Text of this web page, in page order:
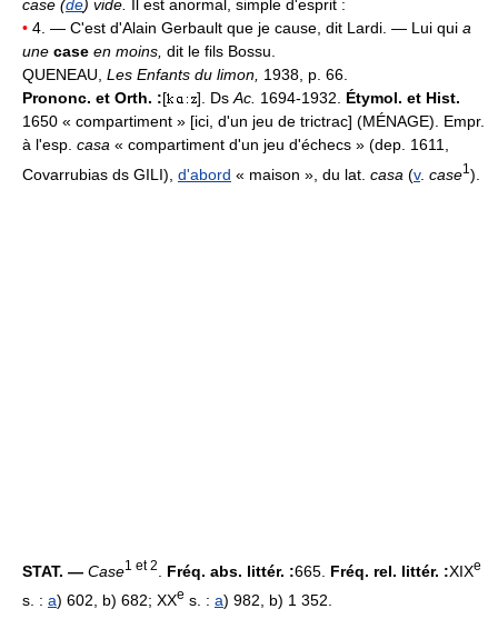
case (de) vide. Il est anormal, simple d'esprit :
• 4. — C'est d'Alain Gerbault que je cause, dit Lardi. — Lui qui a
une case en moins, dit le fils Bossu.
QUENEAU, Les Enfants du limon, 1938, p. 66.
Prononc. et Orth. :[ ]. Ds Ac. 1694-1932. Étymol. et Hist.
1650 « compartiment » [ici, d'un jeu de trictrac] (MÉNAGE). Empr.
à l'esp. casa « compartiment d'un jeu d'échecs » (dep. 1611,
Covarrubias ds GILI), d'abord « maison », du lat. casa (v. case1 ).
STAT. — Case1 et 2 Fréq. abs. littér. :665. Fréq. rel. littér. :XIXe
s. : a) 602, b) 682; XXe s. : a) 982, b) 1 352.